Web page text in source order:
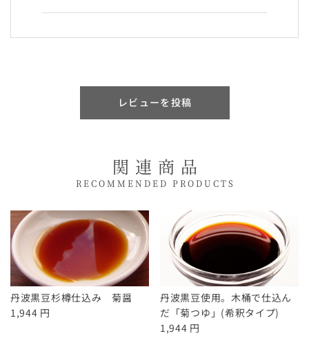
レビューを投稿
関連商品
RECOMMENDED PRODUCTS
丹波黒豆杉樽仕込み 菊醤
1,944 円
丹波黒豆使用。木桶で仕込ん
だ「菊つゆ」(希釈タイプ)
1,944 円